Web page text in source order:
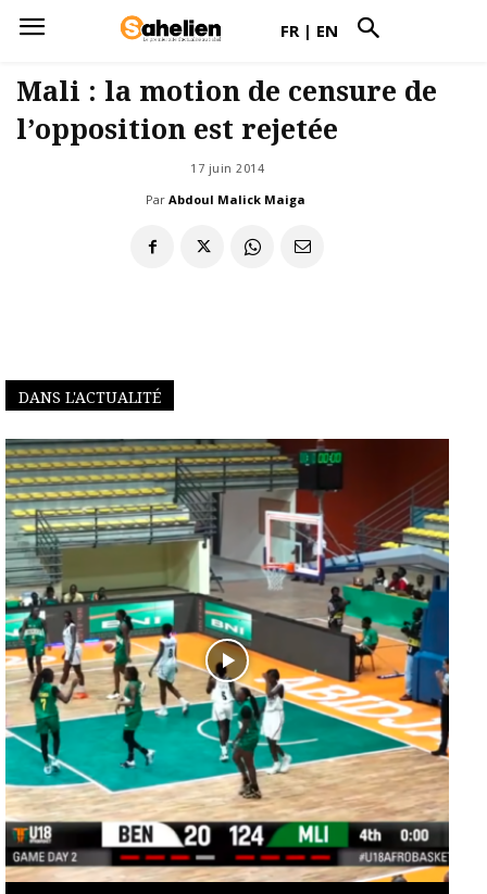
FR | EN
Mali : la motion de censure de
l’opposition est rejetée
17 juin 2014
Par Abdoul Malick Maiga
DANS L'ACTUALITÉ